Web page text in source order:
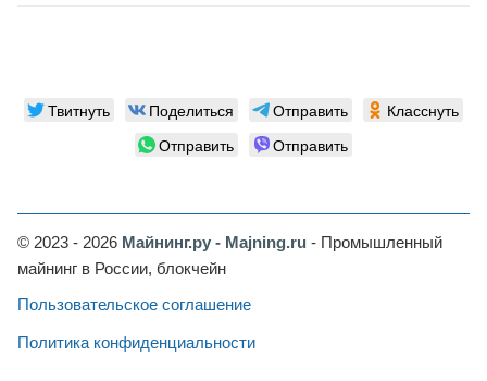
Твитнуть Поделиться Отправить
Класснуть
Отправить
Отправить
© 2023 - 2026 Майнинг.ру - Majning.ru - Промышленный
майнинг в России, блокчейн
Пользовательское соглашение
Политика конфиденциальности